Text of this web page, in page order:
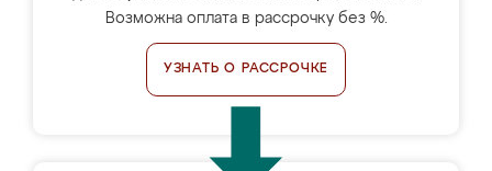
Возможна оплата в рассрочку без %.
УЗНАТЬ О РАССРОЧКЕ